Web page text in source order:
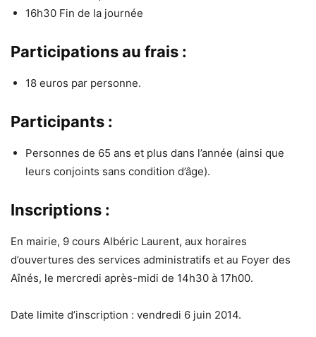
16h30 Fin de la journée
Participations au frais :
18 euros par personne.
Participants :
Personnes de 65 ans et plus dans l’année (ainsi que
leurs conjoints sans condition d’âge).
Inscriptions :
En mairie, 9 cours Albéric Laurent, aux horaires
d’ouvertures des services administratifs et au Foyer des
Aînés, le mercredi après-midi de 14h30 à 17h00.
Date limite d’inscription : vendredi 6 juin 2014.